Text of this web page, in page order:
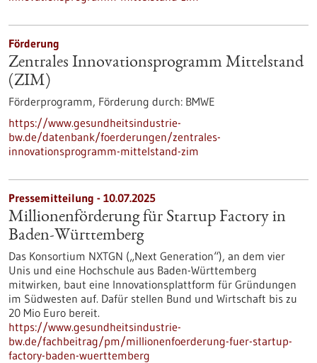
Förderung
Zentrales Innovationsprogramm Mittelstand
(ZIM)
Förderprogramm, Förderung durch: BMWE
https://www.gesundheitsindustrie-
bw.de/datenbank/foerderungen/zentrales-
innovationsprogramm-mittelstand-zim
Pressemitteilung - 10.07.2025
Millionenförderung für Startup Factory in
Baden-Württemberg
Das Konsortium NXTGN („Next Generation“), an dem vier
Unis und eine Hochschule aus Baden-Württemberg
mitwirken, baut eine Innovationsplattform für Gründungen
im Südwesten auf. Dafür stellen Bund und Wirtschaft bis zu
20 Mio Euro bereit.
https://www.gesundheitsindustrie-
bw.de/fachbeitrag/pm/millionenfoerderung-fuer-startup-
factory-baden-wuerttemberg